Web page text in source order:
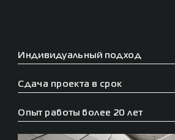
Индивидуальный подход
Сдача проекта в срок
Опыт работы более 20 лет